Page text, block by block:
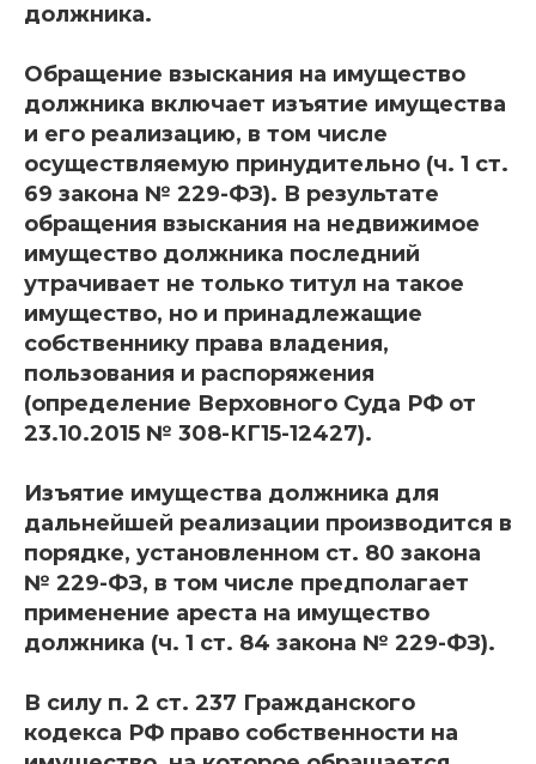
должника.
Обращение взыскания на имущество
должника включает изъятие имущества
и его реализацию, в том числе
осуществляемую принудительно (ч. 1 ст.
69 закона № 229-ФЗ). В результате
обращения взыскания на недвижимое
имущество должника последний
утрачивает не только титул на такое
имущество, но и принадлежащие
собственнику права владения,
пользования и распоряжения
(определение Верховного Суда РФ от
23.10.2015 № 308-КГ15-12427).
Изъятие имущества должника для
дальнейшей реализации производится в
порядке, установленном ст. 80 закона
№ 229-ФЗ, в том числе предполагает
применение ареста на имущество
должника (ч. 1 ст. 84 закона № 229-ФЗ).
В силу п. 2 ст. 237 Гражданского
кодекса РФ право собственности на